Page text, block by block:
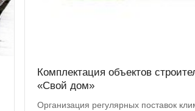
Комплектация объектов
«Свой дом»
Организация регулярных поставок